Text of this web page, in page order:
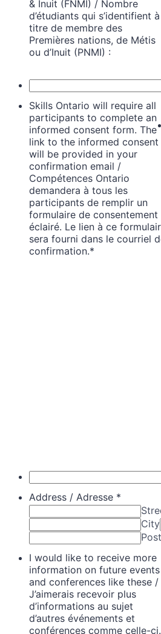
& Inuit (FNMI) / Nombre
d’étudiants qui s’identifient à
titre de membre des
Premières nations, de Métis
ou d’Inuit (PNMI) :
Skills Ontario will require all
participants to complete an
informed consent form. The
link to the informed consent
will be provided in your
confirmation email /
Compétences Ontario
demandera à tous les
participants de remplir un
formulaire de consentement
éclairé. Le lien à ce
sera fourni dans le courriel
confirmation.*
Address / Adresse *
City
I would like to receive more
information on future events
and conferences like these /
J’aimerais recevoir plus
d’informations au sujet
d’autres événements et
conférences comme celle-ci.